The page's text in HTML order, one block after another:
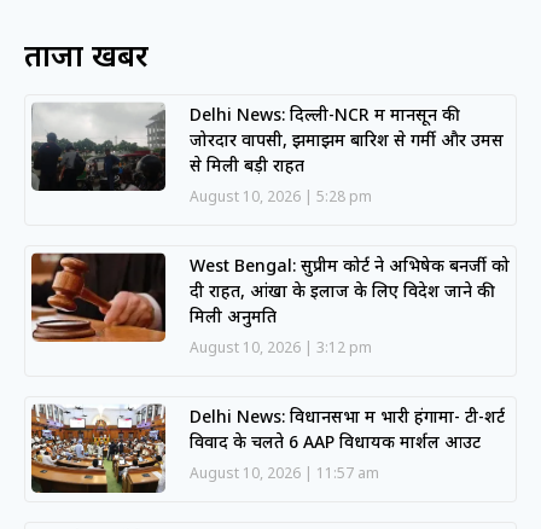
ताजा खबरें
Delhi News: दिल्ली-NCR में मानसून की
जोरदार वापसी, झमाझम बारिश से गर्मी और उमस
से मिली बड़ी राहत
August 10, 2026 5:28 pm
West Bengal: सुप्रीम कोर्ट ने अभिषेक बनर्जी को
दी राहत, आंखों के इलाज के लिए विदेश जाने की
मिली अनुमति
August 10, 2026 3:12 pm
Delhi News: विधानसभा में भारी हंगामा- टी-शर्ट
विवाद के चलते 6 AAP विधायक मार्शल आउट
August 10, 2026 11:57 am